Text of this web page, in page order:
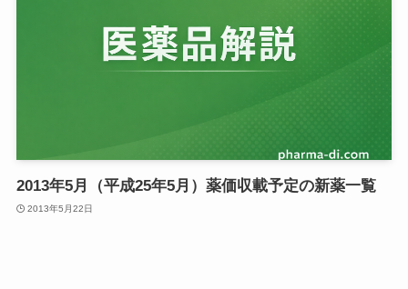
2013年5月（平成25年5月）薬価収載予定の新薬一覧
2013年5月22日